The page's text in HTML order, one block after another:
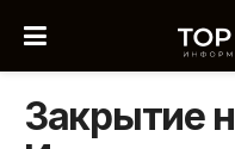
Закрытие